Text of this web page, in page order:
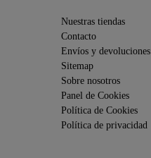
Nuestras tiendas
Contacto
Envíos y devoluciones
Sitemap
Sobre nosotros
Panel de Cookies
Política de Cookies
Política de privacidad